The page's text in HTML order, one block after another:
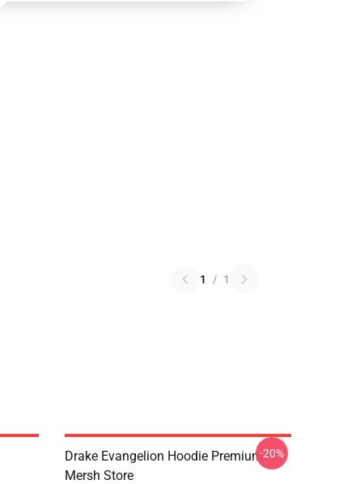
1 / 1
Drake Evangelion Hoodie Premium
Mersh Store
-20%